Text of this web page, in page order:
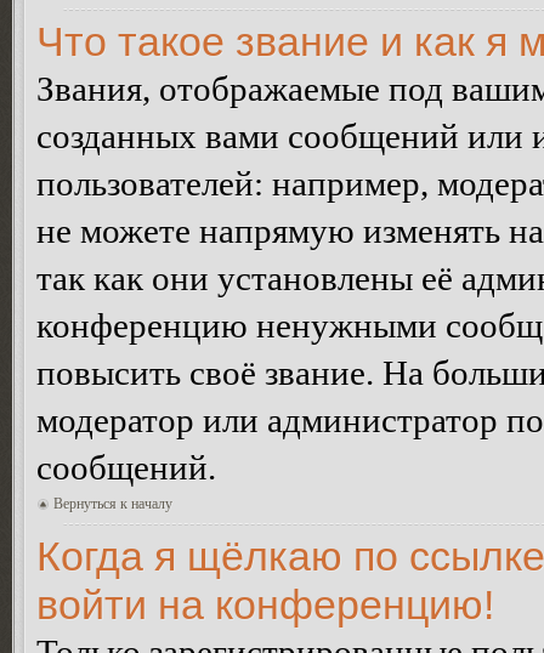
Что такое звание и как я
Звания, отображаемые под
созданных вами сообщений
пользователей: например,
не можете напрямую изменять
так как они установлены её
конференцию ненужными
повысить своё звание. На
модератор или администратор
сообщений.
Вернуться к началу
Когда я щёлкаю по
войти на конференцию!